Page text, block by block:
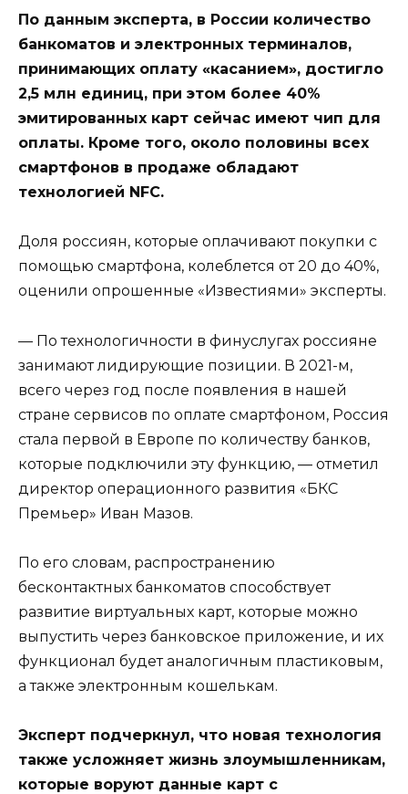
По данным эксперта, в России количество
банкоматов и электронных терминалов,
принимающих оплату «касанием», достигло
2,5 млн единиц, при этом более 40%
эмитированных карт сейчас имеют чип для
оплаты. Кроме того, около половины всех
смартфонов в продаже обладают
технологией NFC.
Доля россиян, которые оплачивают покупки с
помощью смартфона, колеблется от 20 до 40%,
оценили опрошенные «Известиями» эксперты.
— По технологичности в финуслугах россияне
занимают лидирующие позиции. В 2021-м,
всего через год после появления в нашей
стране сервисов по оплате смартфоном, Россия
стала первой в Европе по количеству банков,
которые подключили эту функцию, — отметил
директор операционного развития «БКС
Премьер» Иван Мазов.
По его словам, распространению
бесконтактных банкоматов способствует
развитие виртуальных карт, которые можно
выпустить через банковское приложение, и их
функционал будет аналогичным пластиковым,
а также электронным кошелькам.
Эксперт подчеркнул, что новая технология
также усложняет жизнь злоумышленникам,
которые воруют данные карт с